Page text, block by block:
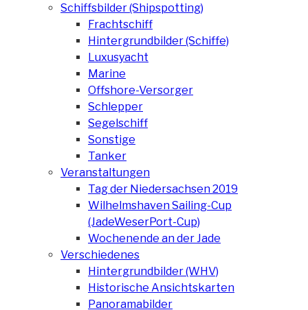
Schiffsbilder (Shipspotting)
Frachtschiff
Hintergrundbilder (Schiffe)
Luxusyacht
Marine
Offshore-Versorger
Schlepper
Segelschiff
Sonstige
Tanker
Veranstaltungen
Tag der Niedersachsen 2019
Wilhelmshaven Sailing-Cup
(JadeWeserPort-Cup)
Wochenende an der Jade
Verschiedenes
Hintergrundbilder (WHV)
Historische Ansichtskarten
Panoramabilder